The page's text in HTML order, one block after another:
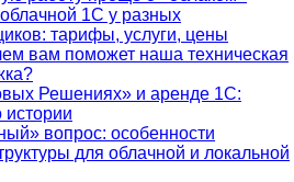
1С у разных
тарифы, услуги, цены
вам поможет наша техническая
Решениях» и аренде 1С:
истории
вопрос: особенности
для облачной и локальной